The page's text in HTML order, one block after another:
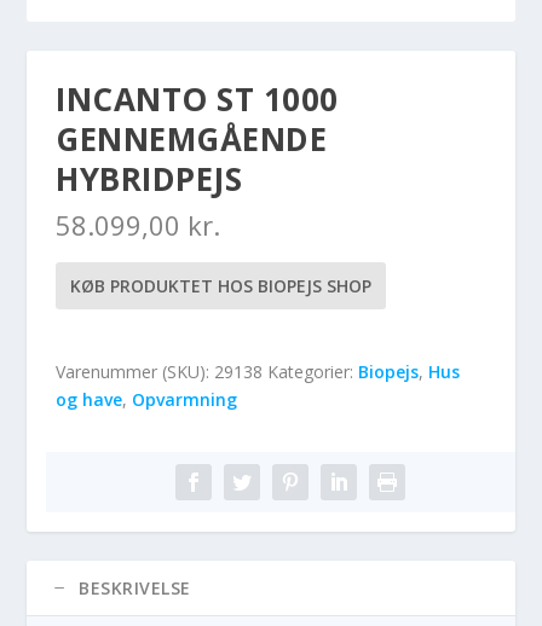
INCANTO ST 1000
GENNEMGÅENDE
HYBRIDPEJS
58.099,00 kr.
KØB PRODUKTET HOS BIOPEJS SHOP
Varenummer (SKU): 29138 Kategorier: Biopejs, Hus
og have, Opvarmning
BESKRIVELSE